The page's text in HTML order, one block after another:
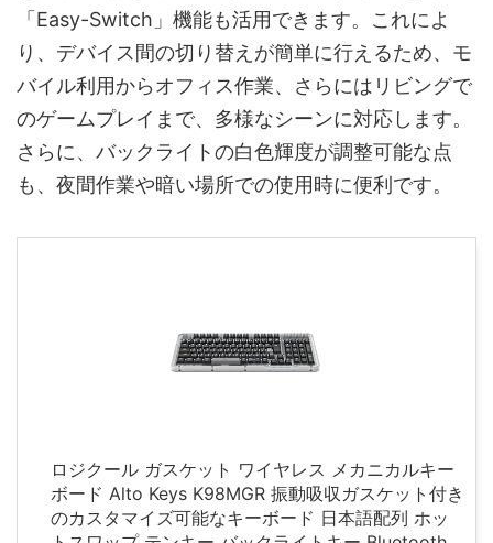
「Easy-Switch」機能も活用できます。これによ
り、デバイス間の切り替えが簡単に行えるため、モ
バイル利用からオフィス作業、さらにはリビングで
のゲームプレイまで、多様なシーンに対応します。
さらに、バックライトの白色輝度が調整可能な点
も、夜間作業や暗い場所での使用時に便利です。
ロジクール ガスケット ワイヤレス メカニカルキー
ボード Alto Keys K98MGR 振動吸収ガスケット付き
のカスタマイズ可能なキーボード 日本語配列 ホッ